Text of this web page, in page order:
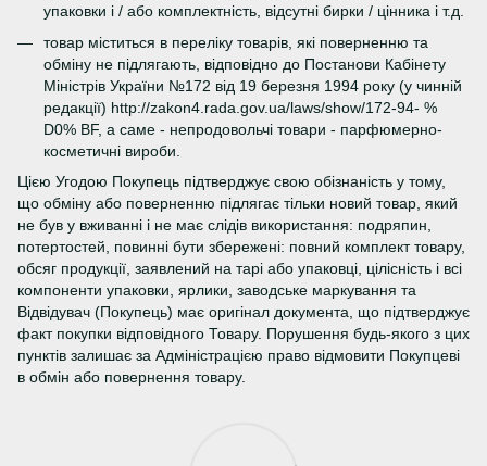
упаковки і / або комплектність, відсутні бирки / цінника і т.д.
товар міститься в переліку товарів, які поверненню та
обміну не підлягають, відповідно до Постанови Кабінету
Міністрів України №172 від 19 березня 1994 року (у чинній
редакції) http://zakon4.rada.gov.ua/laws/show/172-94- %
D0% BF, а саме - непродовольчі товари - парфюмерно-
косметичні вироби.
Цією Угодою Покупець підтверджує свою обізнаність у тому,
що обміну або поверненню підлягає тільки новий товар, який
не був у вживанні і не має слідів використання: подряпин,
потертостей, повинні бути збережені: повний комплект товару,
обсяг продукції, заявлений на тарі або упаковці, цілісність і всі
компоненти упаковки, ярлики, заводське маркування та
Відвідувач (Покупець) має оригінал документа, що підтверджує
факт покупки відповідного Товару. Порушення будь-якого з цих
пунктів залишає за Адміністрацією право відмовити Покупцеві
в обмін або повернення товару.